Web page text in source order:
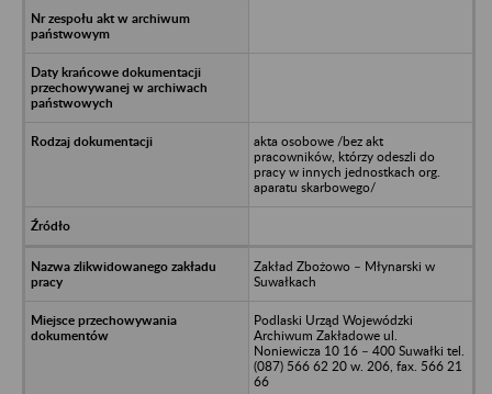
akta osobowe /bez akt
pracowników, którzy odeszli do
pracy w innych jednostkach org.
aparatu skarbowego/
Zakład Zbożowo – Młynarski w
Suwałkach
Podlaski Urząd Wojewódzki
Archiwum Zakładowe ul.
Noniewicza 10 16 – 400 Suwałki tel.
(087) 566 62 20 w. 206, fax. 566 21
66